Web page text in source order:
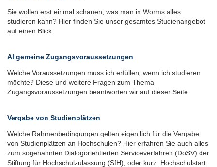
Sie wollen erst einmal schauen, was man in Worms alles
studieren kann? Hier finden Sie unser gesamtes Studienangebot
auf einen Blick
Allgemeine Zugangsvoraussetzungen
Welche Voraussetzungen muss ich erfüllen, wenn ich studieren
möchte? Diese und weitere Fragen zum Thema
Zugangsvoraussetzungen beantworten wir auf dieser Seite
Vergabe von Studienplätzen
Welche Rahmenbedingungen gelten eigentlich für die Vergabe
von Studienplätzen an Hochschulen? Hier erfahren Sie auch alles
zum sogenannten Dialogorientierten Serviceverfahren (DoSV) der
Stiftung für Hochschulzulassung (SfH), oder kurz: Hochschulstart